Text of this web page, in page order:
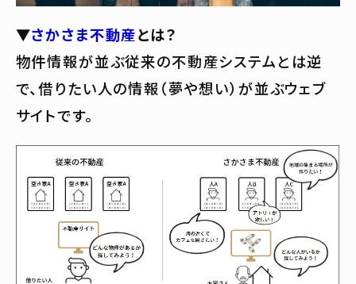
▼さかさま不動産とは？
物件情報が並ぶ従来の不動産システムとは逆
で、借りたい人の情報（夢や想い）が並ぶウェブ
サイトです。